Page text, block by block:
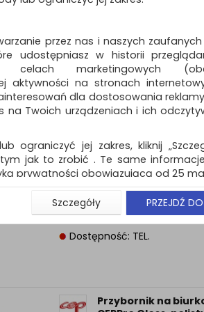
HAN Loop I-Colour,
nowoczesny przybornik na
modnych kolor...
Dostępność: TEL.
Przybornik na
CEPPro Gloss,
różowy
przybornik na biurko, wykonany
odpornego na pęknięcia i
polistyrenu w 100% recyklowa...
Dostępność: TEL.
Przybornik na
przez nas i naszych
udostępniasz w historii
marketingowych
aktywności na stronach
dla dostosowania
Twoich urządzeniach i ich
ograniczyć jej zakres, kliknij
jak to zrobić . Te same
prywatności obowiązującą od 25
aby umożliwić
prawidłowe działanie naszej
zamówienia na
informacji o promocjach
wcześniejsza zgoda której
Szczegóły PRZEJDŹ